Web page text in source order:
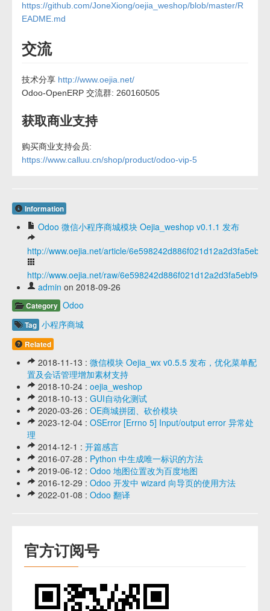
https://github.com/JoneXiong/oejia_weshop/blob/master/R
EADME.md
交流
技术分享 http://www.oejia.net/
Odoo-OpenERP 交流群: 260160505
获取商业支持
购买商业支持会员:
https://www.calluu.cn/shop/product/odoo-vip-5
Information
Odoo 微信小程序商城模块 Oejia_weshop v0.1.1 发布
http://www.oejia.net/article/
http://www.oejia.net/raw/6e598242d886f021d12a2d3fa5ebf9da
admin on 2018-09-26
Category Odoo
Tag 小程序商城
Related
2018-11-13 : 微信模块 Oejia_wx v0.5.5 发布，优化菜单配
置及会话管理增加素材支持
2018-10-24 : oejia_weshop
2018-10-13 : GUI自动化测试
2020-03-26 : OE商城拼团、砍价模块
2023-12-04 : OSError [Errno 5] Input/output error 异常处
理
2014-12-1 : 开篇感言
2016-07-28 : Python 中生成唯一标识的方法
2019-06-12 : Odoo 地图位置改为百度地图
2016-12-29 : Odoo 开发中 wizard 向导页的使用方法
2022-01-08 : Odoo 翻译
官方订阅号